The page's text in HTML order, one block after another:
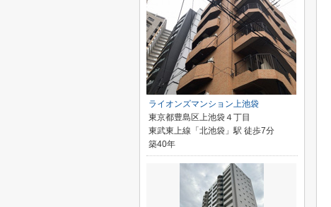
ライオンズマンション上池袋
東京都豊島区上池袋４丁目
東武東上線「北池袋」駅 徒歩7分
築40年